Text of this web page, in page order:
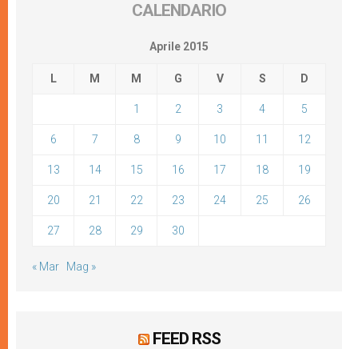
CALENDARIO
Aprile 2015
L M M G V S D
1 2 3 4 5
6 7 8 9 10 11 12
13 14 15 16 17 18 19
20 21 22 23 24 25 26
27 28 29 30
« Mar Mag »
FEED RSS